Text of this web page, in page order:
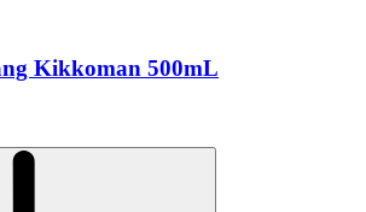
Kikkoman 500mL